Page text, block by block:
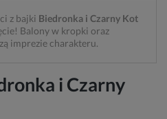
z bajki Biedronka i Czarny Kot
Balony w kropki oraz
imprezie charakteru.
i Czarny